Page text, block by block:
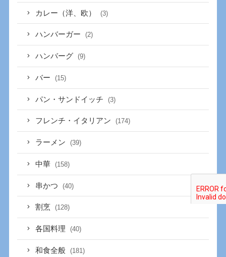
カレー（洋、欧） (3)
ハンバーガー (2)
ハンバーグ (9)
バー (15)
パン・サンドイッチ (3)
フレンチ・イタリアン (174)
ラーメン (39)
中華 (158)
串かつ (40)
割烹 (128)
各国料理 (40)
和食全般 (181)